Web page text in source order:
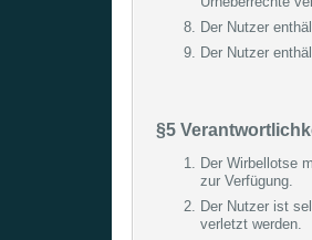
Der Nutzer
Der Nutzer
§5
Der Wirbellotse
zur Verfügung.
Der Nutzer ist
verletzt werden.